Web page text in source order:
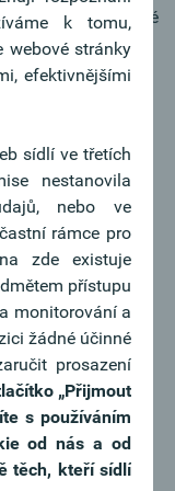
bezbariérové
velikostem
opatřen
např. grafické
čteček
a hlavní funkce
Interaktivní
vstup
links“ pro
k tomu,
webové stránky
efektivnějšími
sídlí ve třetích
nestanovila
nebo ve
rámce pro
zde existuje
přístupu
monitorování a
žádné účinné
prosazení
„Přijmout
s používáním
od nás a od
těch, kteří sídlí